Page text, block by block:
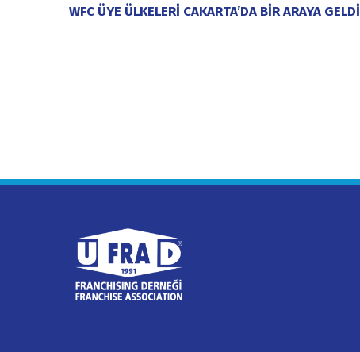
WFC ÜYE ÜLKELERİ CAKARTA’DA BİR ARAYA GELDİ